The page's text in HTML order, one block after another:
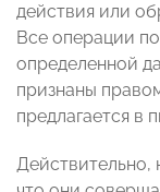
действия или
Все операции
определенной
признаны
предлагается в
Действительно,